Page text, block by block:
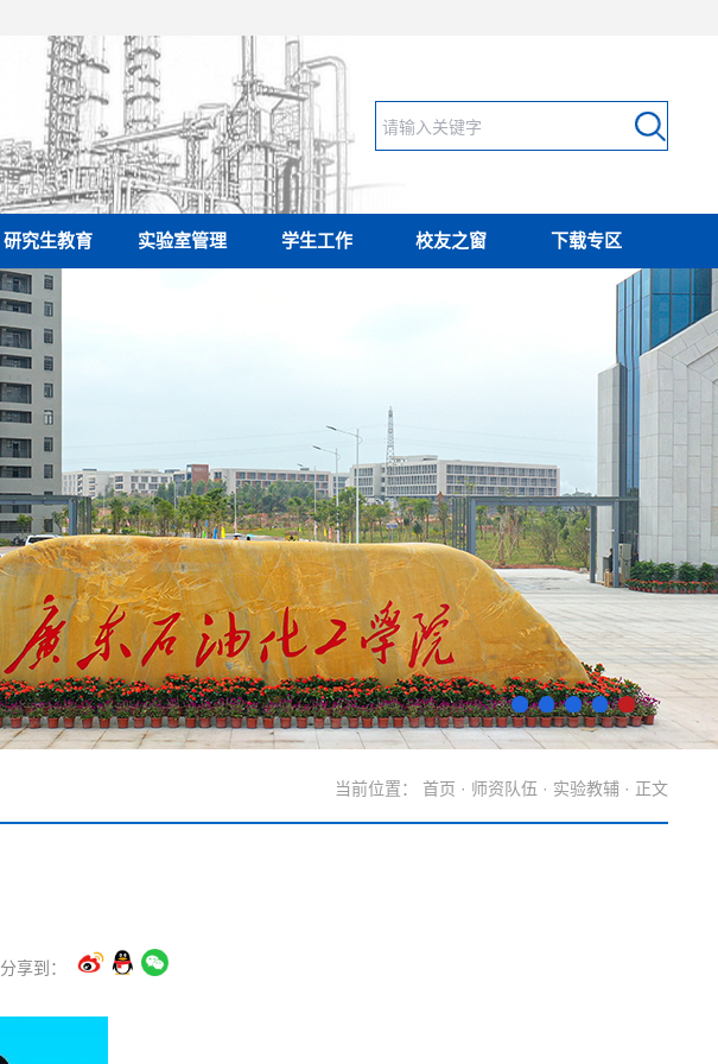
研究生教育 实验室管理 学生工作 校友之窗 下载专区
当前位置： 首页 · 师资队伍 · 实验教辅 · 正文
分享到：